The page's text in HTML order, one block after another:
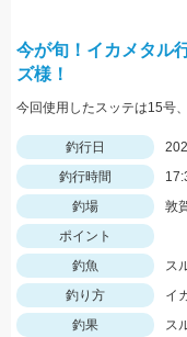
今が旬！イカメタル
ズ様！
釣行日
釣行時間
釣場
敦
ポイント
釣魚
ス
釣り方
イ
釣果
ス